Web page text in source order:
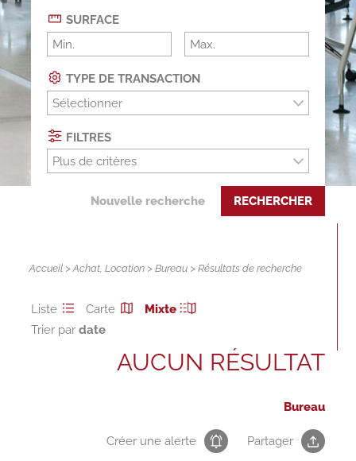
SURFACE
TYPE DE TRANSACTION
Sélectionner
FILTRES
Plus de critères
Nouvelle recherche RECHERCHER
Accueil >Achat,Location >Bureau > Résultats de recherche
Liste Carte
Mixte
Trier par
AUCUN RÉSULTAT
Bureau
Créer une alerte Partager